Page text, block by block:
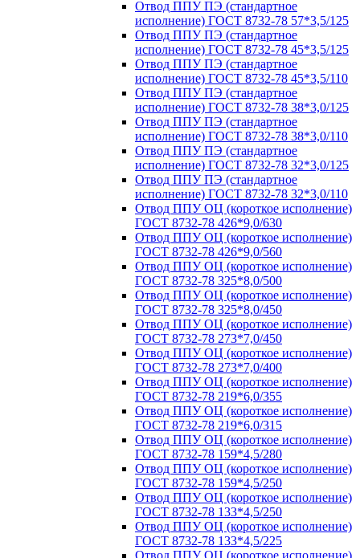
Отвод ППУ ПЭ (стандартное
исполнение) ГОСТ 8732-78 57*3,5/125
Отвод ППУ ПЭ (стандартное
исполнение) ГОСТ 8732-78 45*3,5/125
Отвод ППУ ПЭ (стандартное
исполнение) ГОСТ 8732-78 45*3,5/110
Отвод ППУ ПЭ (стандартное
исполнение) ГОСТ 8732-78 38*3,0/125
Отвод ППУ ПЭ (стандартное
исполнение) ГОСТ 8732-78 38*3,0/110
Отвод ППУ ПЭ (стандартное
исполнение) ГОСТ 8732-78 32*3,0/125
Отвод ППУ ПЭ (стандартное
исполнение) ГОСТ 8732-78 32*3,0/110
Отвод ППУ ОЦ (короткое исполнение)
ГОСТ 8732-78 426*9,0/630
Отвод ППУ ОЦ (короткое исполнение)
ГОСТ 8732-78 426*9,0/560
Отвод ППУ ОЦ (короткое исполнение)
ГОСТ 8732-78 325*8,0/500
Отвод ППУ ОЦ (короткое исполнение)
ГОСТ 8732-78 325*8,0/450
Отвод ППУ ОЦ (короткое исполнение)
ГОСТ 8732-78 273*7,0/450
Отвод ППУ ОЦ (короткое исполнение)
ГОСТ 8732-78 273*7,0/400
Отвод ППУ ОЦ (короткое исполнение)
ГОСТ 8732-78 219*6,0/355
Отвод ППУ ОЦ (короткое исполнение)
ГОСТ 8732-78 219*6,0/315
Отвод ППУ ОЦ (короткое исполнение)
ГОСТ 8732-78 159*4,5/280
Отвод ППУ ОЦ (короткое исполнение)
ГОСТ 8732-78 159*4,5/250
Отвод ППУ ОЦ (короткое исполнение)
ГОСТ 8732-78 133*4,5/250
Отвод ППУ ОЦ (короткое исполнение)
ГОСТ 8732-78 133*4,5/225
Отвод ППУ ОЦ (короткое исполнение)